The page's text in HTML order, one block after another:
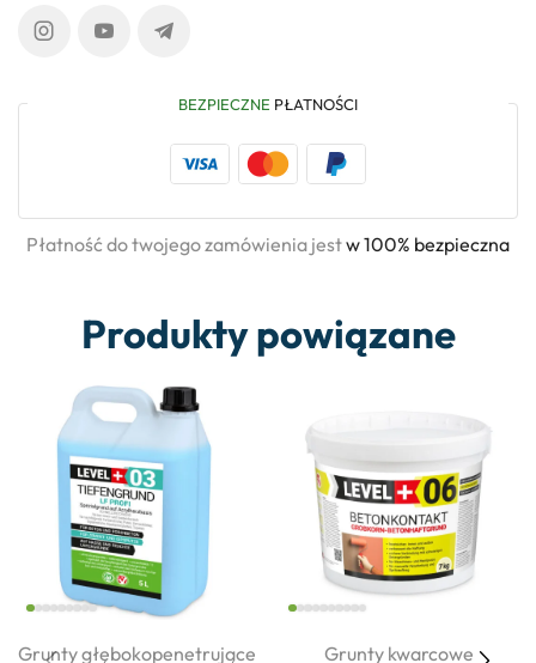
BEZPIECZNE PŁATNOŚCI
Płatność do twojego zamówienia jestw 100% bezpieczna
Produkty powiązane
Grunty głębokopenetrujące Grunty kwarcowe